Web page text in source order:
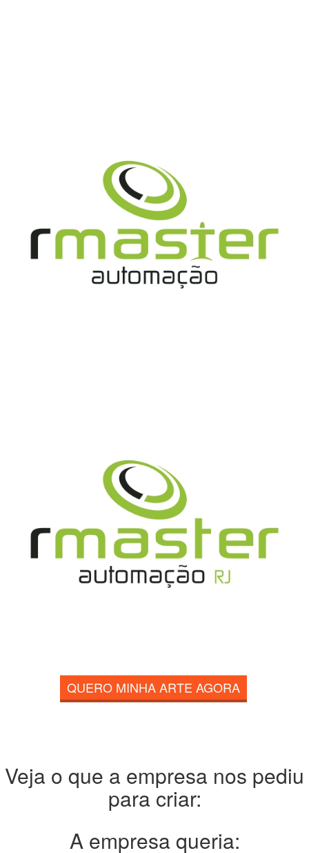
QUERO MINHA ARTE AGORA
Veja o que a empresa nos pediu
para criar:
A empresa queria: